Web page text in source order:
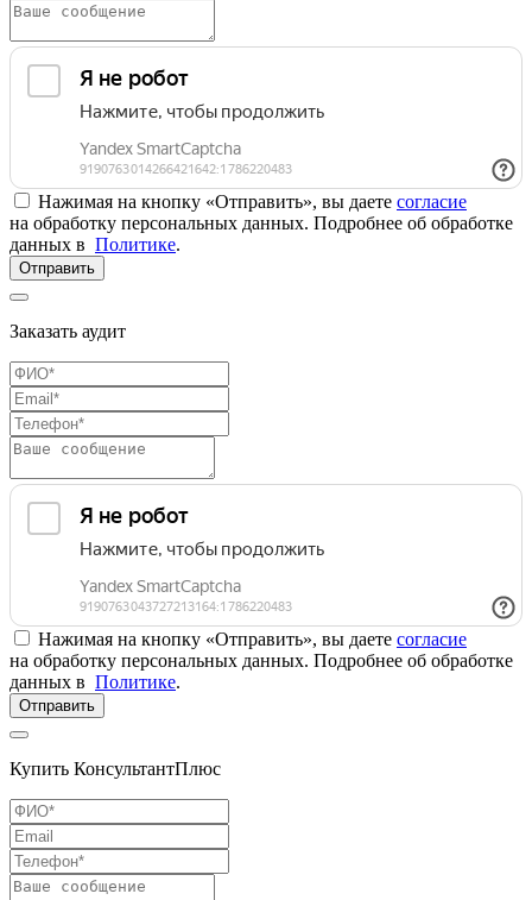
Нажимая на кнопку «Отправить», вы даете согласие
на обработку персональных данных. Подробнее об обработке
данных в Политике.
Отправить
Заказать аудит
Нажимая на кнопку «Отправить», вы даете согласие
на обработку персональных данных. Подробнее об обработке
данных в Политике.
Отправить
Купить КонсультантПлюс